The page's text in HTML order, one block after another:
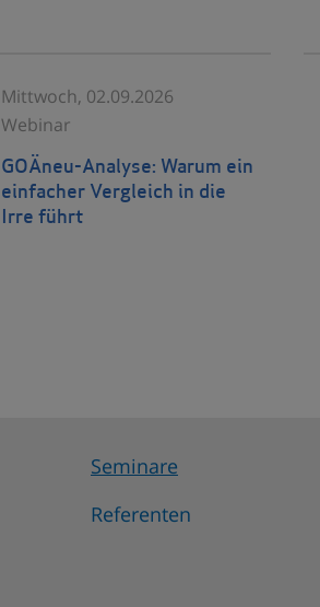
Mittwoch, 02.09.2026
Webinar
GOÄneu-Analyse: Warum ein
einfacher Vergleich in die
Irre führt
Seminare
Referenten